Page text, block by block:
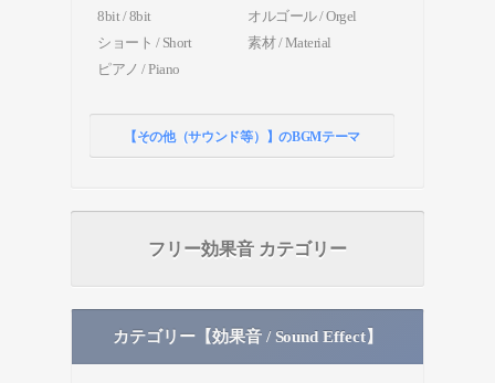
8bit / 8bit
オルゴール / Orgel
ショート / Short
素材 / Material
ピアノ / Piano
【その他（サウンド等）】のBGMテーマ
フリー効果音 カテゴリー
カテゴリー【効果音 / Sound Effect】